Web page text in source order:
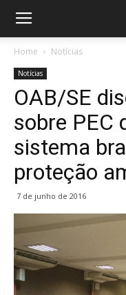
Home Notícias
Notícias
OAB/SE
sobre PEC
sistema
proteção
7 de junho de 2016